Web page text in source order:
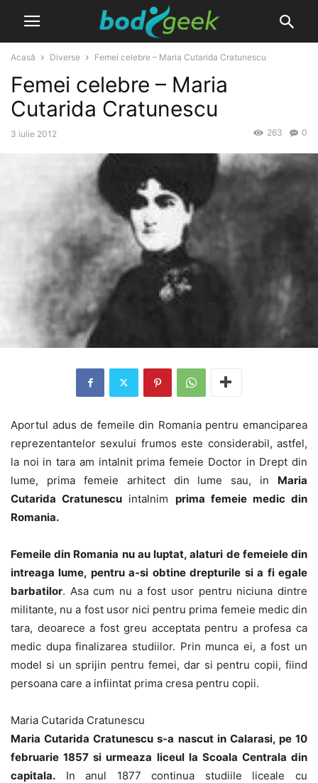
Acasă Diverse Femei celebre – Maria Cutarida Cratunescu
Femei celebre – Maria
Cutarida Cratunescu
3 iulie 2012 0
263
Aportul adus de femeile din Romania pentru emanciparea
reprezentantelor sexului frumos este considerabil, astfel,
la noi in tara am intalnit prima femeie Doctor in Drept din
lume, prima femeie arhitect din lume sau, in Maria
Cutarida Cratunescu intalnim prima femeie medic din
Romania.
Femeile din Romania nu au luptat, alaturi de femeiele din
intreaga lume, pentru a-si obtine drepturile si a fi egale
barbatilor. Asa cum nu a fost usor pentru niciuna dintre
militante, nu a fost usor nici pentru prima femeie medic din
tara, deoarece a fost greu acceptata pentru a profesa ca
medic dupa finalizarea studiilor. Prin munca ei, a fost un
model si un sprijin pentru femei, dar si pentru copii, fiind
persoana care a infiintat prima cresa pentru copii.
Maria Cutarida Cratunescu
Maria Cutarida Cratunescu s-a nascut in Calarasi, pe 10
februarie 1857 si urmeaza liceul la Scoala Centrala din
capitala. In anul 1877 continua studiile liceale cu